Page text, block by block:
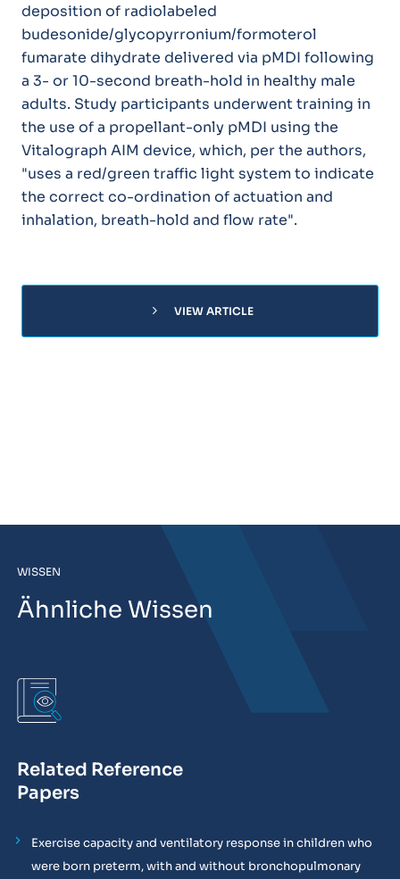
deposition of radiolabeled
budesonide/glycopyrronium/formoterol
fumarate dihydrate delivered via pMDI following
a 3- or 10-second breath-hold in healthy male
adults. Study participants underwent training in
the use of a propellant-only pMDI using the
Vitalograph AIM device, which, per the authors,
"uses a red/green traffic light system to indicate
the correct co-ordination of actuation and
inhalation, breath-hold and flow rate".
chevron_right VIEW ARTICLE
WISSEN
Ähnliche Wissen
Related Reference
Papers
Exercise capacity and ventilatory response in children who
were born preterm, with and without bronchopulmonary